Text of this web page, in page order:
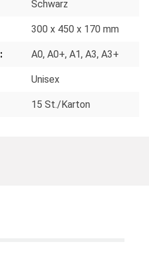
Schwarz
300 x 450 x 170 mm
A0, A0+, A1, A3, A3+
Unisex
15 St./Karton